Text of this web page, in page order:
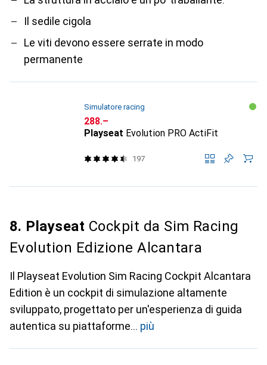
Il sedile cigola
Le viti devono essere serrate in modo
permanente
Simulatore racing
CHF
288.–
Playseat Evolution PRO ActiFit
197
8. Playseat Cockpit da Sim Racing
Evolution Edizione Alcantara
Il Playseat Evolution Sim Racing Cockpit Alcantara
Edition è un cockpit di simulazione altamente
sviluppato, progettato per un'esperienza di guida
autentica su piattaforme
più